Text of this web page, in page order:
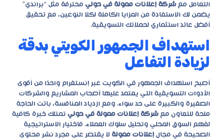
التعامل مع شركة إعلانات ممولة في حولي محترفة مثل “براندي”
يضمن لك الاستفادة من المزايا الكاملة لكلا النوعين، مع تحقيق
أفضل عائد استثماري لحملاتك التسويقية.
استهداف الجمهور الكويتي بدقة
لزيادة التفاعل
أصبح استهداف الجمهور في الكويت عبر إنستغرام واحدًا من أقوى
الأدوات التسويقية التي يعتمد عليها أصحاب المشاريع والشركات
الصغيرة والكبيرة على حد سواء. ومع ازدياد المنافسة، باتت الحاجة
ملحة للتعاون مع شركة إعلانات ممولة في حولي تمتلك خبرة كافية
لفهم السوق المحلي وتحليل سلوك العملاء. فاختيار الاستراتيجية
الصحيحة في مجال إعلانات ممولة لا يقتصر على مجرد نشر محتوى